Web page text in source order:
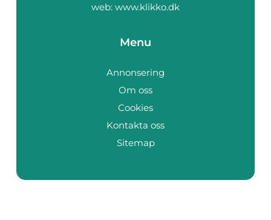
web: www.klikko.dk
Menu
Annonsering
Om oss
Cookies
Kontakta oss
Sitemap